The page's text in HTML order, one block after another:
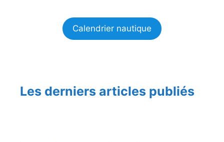
Calendrier nautique
Les derniers articles publiés